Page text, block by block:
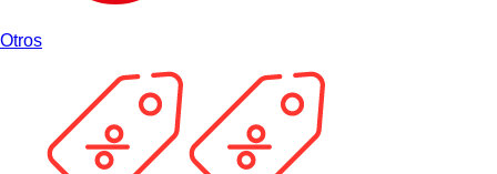
Otros